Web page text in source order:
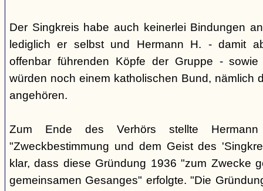
Der Singkreis habe auch keinerlei Bindungen
lediglich er selbst und Hermann H. - damit
offenbar führenden Köpfe der Gruppe -
würden noch einem katholischen Bund, nämlich
angehören.
Zum Ende des Verhörs stellte
"Zweckbestimmung und dem Geist des
klar, dass diese Gründung 1936 "zum Zwecke
gemeinsamen Gesanges" erfolgte. "Die